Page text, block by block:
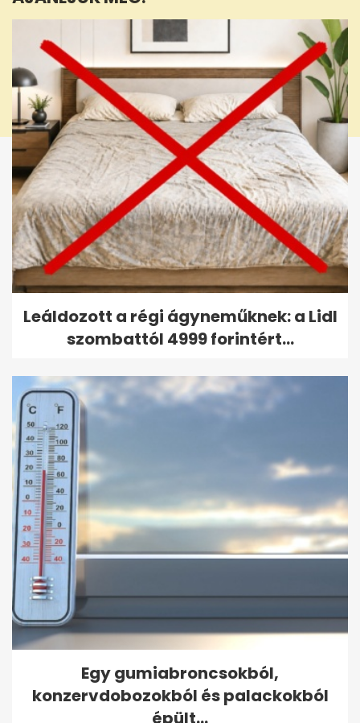
seconds
Leáldozott a régi ágyneműknek: a Lidl
szombattól 4999 forintért...
Egy gumiabroncsokból,
konzervdobozokból és palackokból